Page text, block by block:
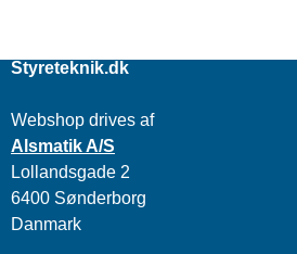
Styreteknik.dk
Webshop drives af
Alsmatik A/S
Lollandsgade 2
6400 Sønderborg
Danmark